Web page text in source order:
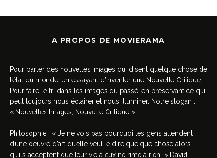
A PROPOS DE MOVIERAMA
Pour parler des nouvelles images qui disent quelque chose de
l’état du monde, en essayant d’inventer une Nouvelle Critique.
Pour faire le tri dans les images du passé, en préservant ce qui
peut toujours nous éclairer et nous illuminer. Notre slogan :
« Nouvelles Images, Nouvelle Critique »
Philosophie : « Je ne vois pas pourquoi les gens attendent
d’une oeuvre d’art qu’elle veuille dire quelque chose alors
qu’ils acceptent que leur vie à eux ne rime à rien » David